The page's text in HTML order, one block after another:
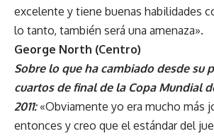
excelente y tiene buenas habilidades
lo tanto, también será una amenaza».
George North (Centro)
Sobre lo que ha cambiado desde su
cuartos de final de la Copa Mundial
2011: «Obviamente yo era mucho más
entonces y creo que el estándar del